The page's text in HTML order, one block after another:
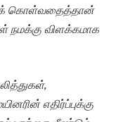
கொள்வதைத்தான்
நமக்கு விளக்கமாக
எதிர்ப்புக்கு